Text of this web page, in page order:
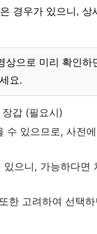
경우가 있으니, 상
상으로 미리 확인하
요.
갑 (필요시)
수 있으므로, 사전
으니, 가능하다면
한 고려하여 선택